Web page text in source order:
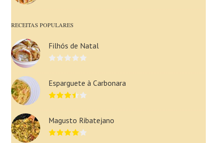
RECEITAS POPULARES
Filhós de Natal
Esparguete à Carbonara
Magusto Ribatejano